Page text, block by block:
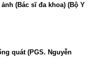
(Bác sĩ đa khoa) (Bộ Y
quát (PGS. Nguyễn